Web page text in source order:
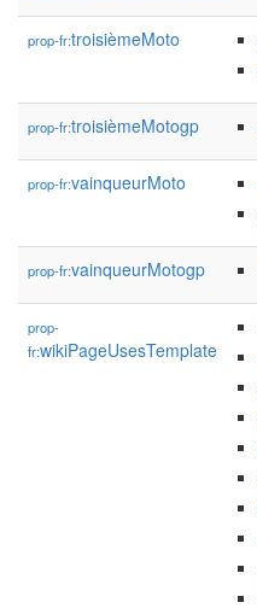
prop-fr:troisièmeMoto
prop-fr:troisièmeMotogp
prop-fr:vainqueurMoto
prop-fr:vainqueurMotogp
prop-
fr:wikiPageUsesTemplate